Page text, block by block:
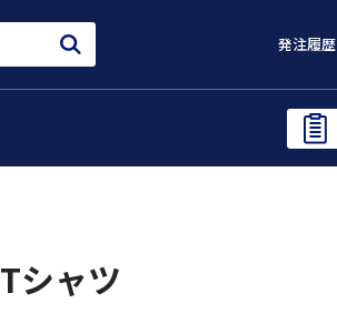
発注履歴
Tシャツ